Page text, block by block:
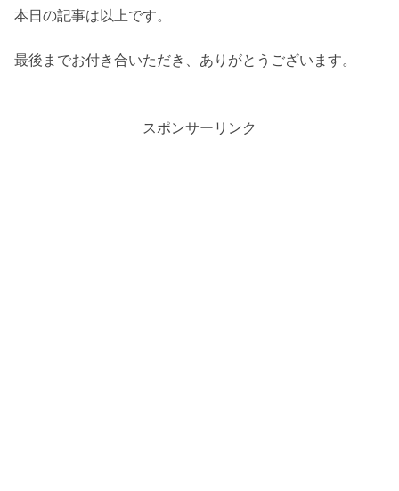
本日の記事は以上です。
最後までお付き合いただき、ありがとうございます。
スポンサーリンク